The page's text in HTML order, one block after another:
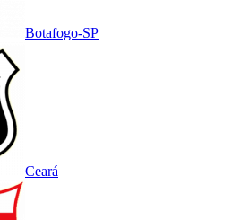
Botafogo-SP
Ceará